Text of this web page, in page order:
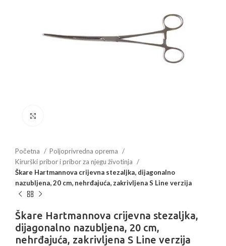
Početna
Poljoprivredna oprema
Kirurški pribor i pribor za njegu životinja
Škare Hartmannova crijevna stezaljka, dijagonalno
nazubljena, 20 cm, nehrđajuća, zakrivljena S Line verzija
Škare Hartmannova crijevna stezaljka,
dijagonalno nazubljena, 20 cm,
nehrđajuća, zakrivljena S Line verzija